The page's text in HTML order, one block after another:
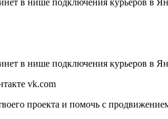
vk.com
проекта и помочь с